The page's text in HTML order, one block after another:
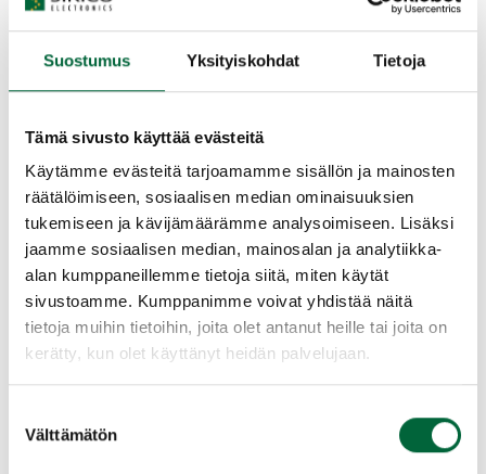
Suostumus Yksityiskohdat Tietoja
Tämä sivusto käyttää evästeitä
Käytämme evästeitä tarjoamamme sisällön ja mainosten
räätälöimiseen, sosiaalisen median ominaisuuksien
tukemiseen ja kävijämäärämme analysoimiseen. Lisäksi
jaamme sosiaalisen median, mainosalan ja analytiikka-
alan kumppaneillemme tietoja siitä, miten käytät
sivustoamme. Kumppanimme voivat yhdistää näitä
tietoja muihin tietoihin, joita olet antanut heille tai joita on
kerätty, kun olet käyttänyt heidän palvelujaan.
valinta
Välttämätön
yhteydessä. Kun piirilevy on valmistettu, voimme lisätä
siihen halutun ohjelmiston, jonka asiakas toimittaa
ohjelmointiympäristön sekä käyttää tarvittaessa myös
Piirilevyjen testaus ja tarkastus
monipuolisella laitteistolla
Testaamme piirilevyt, osakokoonpanot ja valmiit laitteet
monipuolisella mittauslaitteistollamme. Laadun
tarkastukseen käytämme AOI-laitetta (Automatic Optical
Inspection). Tämän menetelmän avulla voidaan löytää
esim. mahdolliset puuttuvat, väärät tai huonosti
Teemme myös mikroskooppitarkastuksia ja visuaalisia